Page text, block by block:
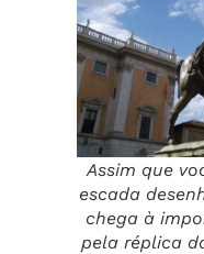
Assim que
escada
chega à
pela réplica